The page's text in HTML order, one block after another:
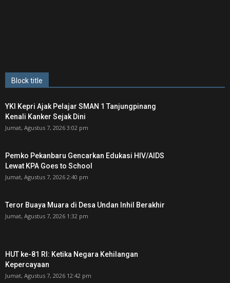
Block title
YKI Kepri Ajak Pelajar SMAN 1 Tanjungpinang
Kenali Kanker Sejak Dini
Jumat, Agustus 7, 2026 3:02 pm
Pemko Pekanbaru Gencarkan Edukasi HIV/AIDS
Lewat KPA Goes to School
Jumat, Agustus 7, 2026 2:40 pm
Teror Buaya Muara di Desa Undan Inhil Berakhir
Jumat, Agustus 7, 2026 1:32 pm
HUT ke-81 RI: Ketika Negara Kehilangan
Kepercayaan
Jumat, Agustus 7, 2026 12:42 pm